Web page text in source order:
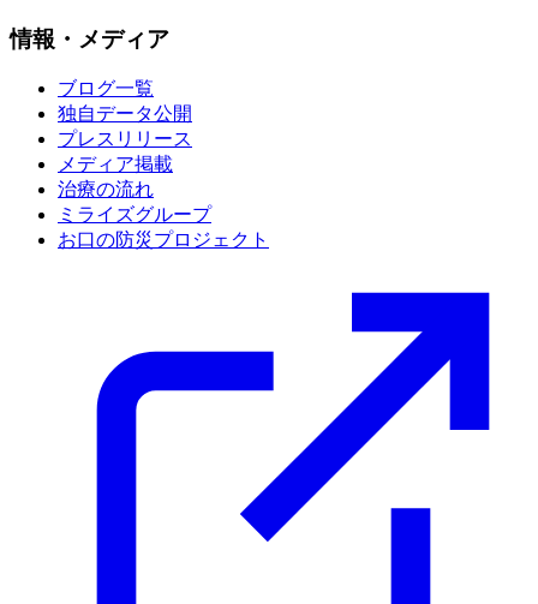
情報・メディア
ブログ一覧
独自データ公開
プレスリリース
メディア掲載
治療の流れ
ミライズグループ
お口の防災プロジェクト